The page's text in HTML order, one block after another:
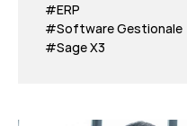
#ERP
#Software Gestionale
#Sage X3